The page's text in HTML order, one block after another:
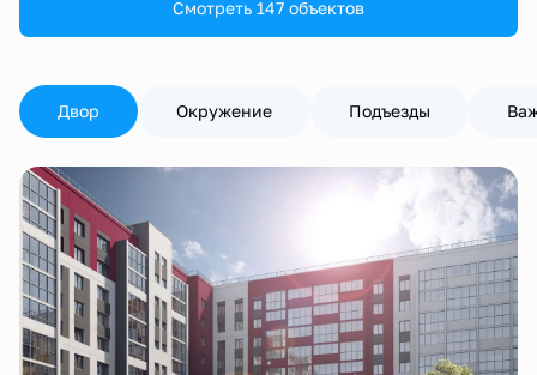
Смотреть 147 объектов
Двор Окружение Подъезды